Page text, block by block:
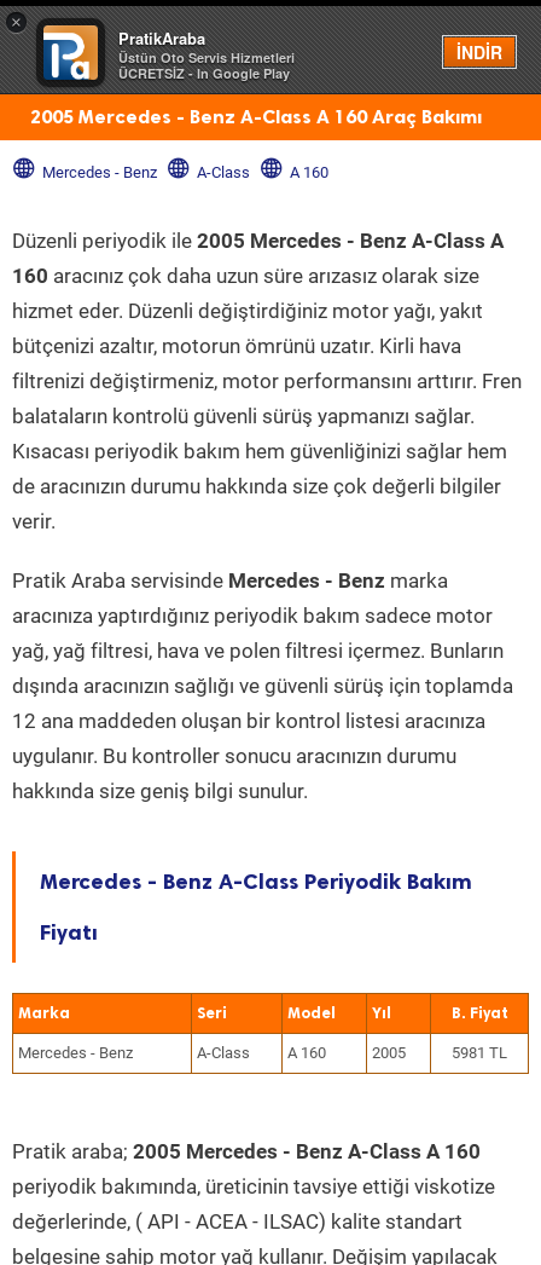
×
PratikAraba
Üstün Oto Servis Hizmetleri
ÜCRETSİZ - In Google Play
İNDİR
Menü
2005 Mercedes - Benz A-Class A 160 Araç Bakımı
Mercedes - Benz A-Class A 160
Düzenli periyodik ile 2005 Mercedes - Benz A-Class A
160 aracınız çok daha uzun süre arızasız olarak size
hizmet eder. Düzenli değiştirdiğiniz motor yağı, yakıt
bütçenizi azaltır, motorun ömrünü uzatır. Kirli hava
filtrenizi değiştirmeniz, motor performansını arttırır. Fren
balataların kontrolü güvenli sürüş yapmanızı sağlar.
Kısacası periyodik bakım hem güvenliğinizi sağlar hem
de aracınızın durumu hakkında size çok değerli bilgiler
verir.
Pratik Araba servisinde Mercedes - Benz marka
aracınıza yaptırdığınız periyodik bakım sadece motor
yağ, yağ filtresi, hava ve polen filtresi içermez. Bunların
dışında aracınızın sağlığı ve güvenli sürüş için toplamda
12 ana maddeden oluşan bir kontrol listesi aracınıza
uygulanır. Bu kontroller sonucu aracınızın durumu
hakkında size geniş bilgi sunulur.
Mercedes - Benz A-Class Periyodik Bakım
Fiyatı
Marka Seri Model Yıl
Mercedes - Benz A-Class A 160 2005 5981 TL
Pratik araba; 2005 Mercedes - Benz A-Class A 160
periyodik bakımında, üreticinin tavsiye ettiği viskotize
değerlerinde, ( API - ACEA - ILSAC) kalite standart
belgesine sahip motor yağ kullanır. Değişim yapılacak